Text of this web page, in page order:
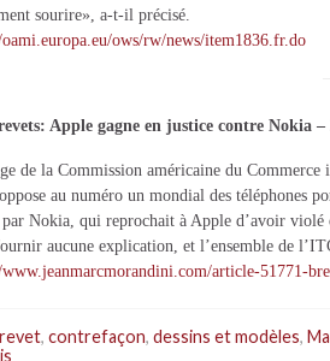
sourire», a-t-il précisé.
ows/rw/news/item1836.fr.do
Apple gagne en justice contre Nokia –
de la Commission américaine du
au numéro un mondial des téléphones
par Nokia, qui reprochait à Apple d’avoir
aucune explication, et l’ensemble de
article-51771-
, contrefaçon, dessins et modèles,